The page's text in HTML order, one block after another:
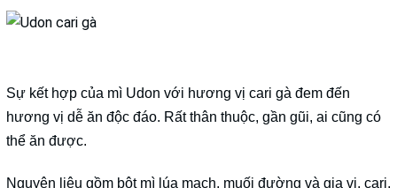
Sự kết hợp của mì Udon với hương vị cari gà đem đến
hương vị dễ ăn độc đáo. Rất thân thuộc, gần gũi, ai cũng có
thể ăn được.
Nguyên liệu gồm bột mì lúa mạch, muối đường và gia vị, cari,